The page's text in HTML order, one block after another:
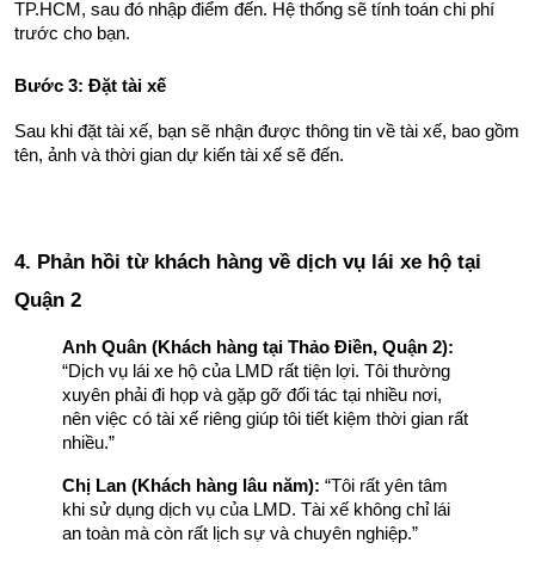
TP.HCM, sau đó nhập điểm đến. Hệ thống sẽ tính toán chi phí
trước cho bạn.
Bước 3: Đặt tài xế
Sau khi đặt tài xế, bạn sẽ nhận được thông tin về tài xế, bao gồm
tên, ảnh và thời gian dự kiến tài xế sẽ đến.
4. Phản hồi từ khách hàng về dịch vụ lái xe hộ tại
Quận 2
Anh Quân (Khách hàng tại Thảo Điền, Quận 2):
“Dịch vụ lái xe hộ của LMD rất tiện lợi. Tôi thường
xuyên phải đi họp và gặp gỡ đối tác tại nhiều nơi,
nên việc có tài xế riêng giúp tôi tiết kiệm thời gian rất
nhiều.”
Chị Lan (Khách hàng lâu năm): “Tôi rất yên tâm
khi sử dụng dịch vụ của LMD. Tài xế không chỉ lái
an toàn mà còn rất lịch sự và chuyên nghiệp.”